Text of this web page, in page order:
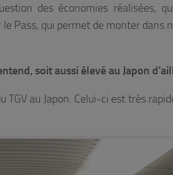
des économies réalisées,
Pass, qui permet de monter dans
soit aussi élevé au Japon
TGV au Japon. Celui-ci est très